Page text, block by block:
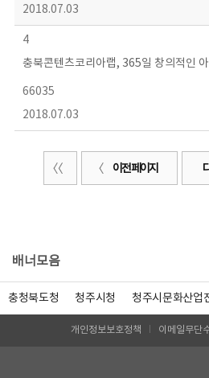
2018.07.03
4
충북콘텐츠코리아랩, 365일 창의적인
66035
2018.07.03
이전 페이지
배너모음
충청북도청 청주시청 청주시문화산업
개인정보보호정책 이메일무단